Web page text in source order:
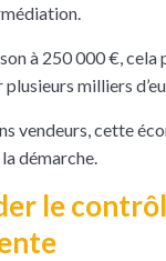
à 250 000 €, cela
milliers
vendeurs, cette
démarche.
le